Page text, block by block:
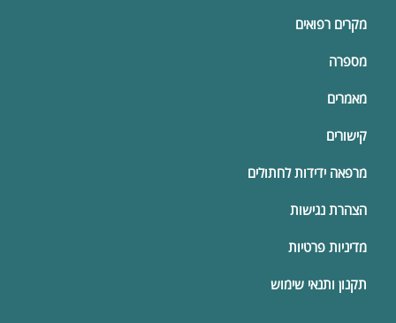
מקרים רפואים
מספרה
מאמרים
קישורים
מרפאה ידידות לחתולים
הצהרת נגישות
מדיניות פרטיות
תקנון ותנאי שימוש